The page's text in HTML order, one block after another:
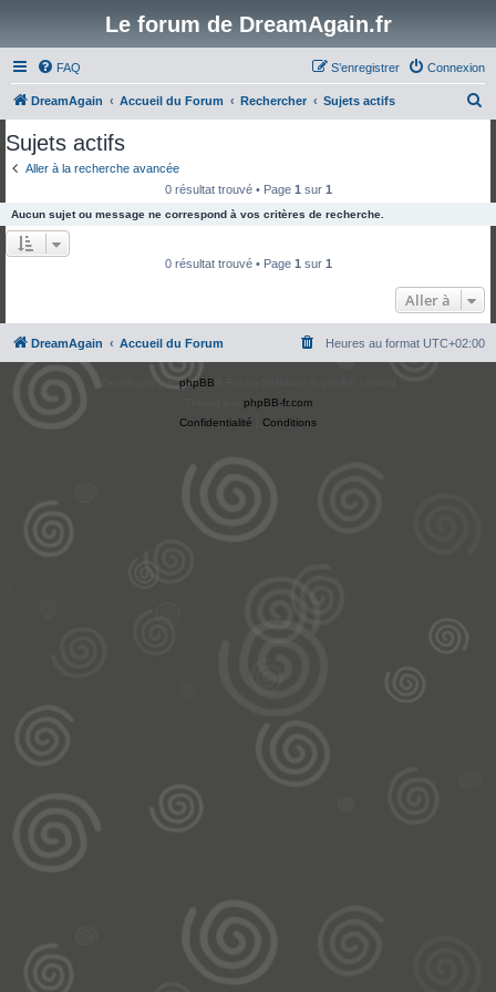
Le forum de DreamAgain.fr
FAQ Connexion
S’enregistrer
DreamAgain Accueil du Forum Rechercher Sujets actifs
e
r
Sujets actifs
Aller à la recherche avancée
0 résultat trouvé • Page 1 sur 1
Aucun sujet ou message ne correspond à vos critères de recherche.
0 résultat trouvé • Page 1 sur 1
Aller à
DreamAgain Accueil du Forum Heures au format UTC+02:00
phpBB
phpBB-fr.com
Confidentialité
Conditions